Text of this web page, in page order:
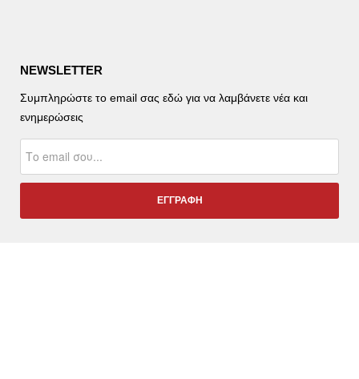
NEWSLETTER
Συμπληρώστε το email σας εδώ για να λαμβάνετε νέα και
ενημερώσεις